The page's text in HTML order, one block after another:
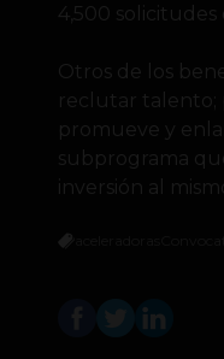
4,500 solicitudes
Otros de los
reclutar talento;
promueve y
subprograma
inversión al